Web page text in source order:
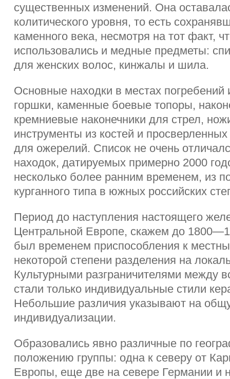
существенных изменений. Она
колитического уровня, то есть
каменного века, несмотря на тот факт,
использовались и медные предметы:
для женских волос, кинжалы и шила.
Основные находки в местах
горшки, каменные боевые топоры,
кремниевые наконечники для стрел,
инструменты из костей и
для ожерелий. Список не очень
находок, датируемых примерно 2000
несколько более ранним временем, из
курганного типа в южных российских
Период до наступления настоящего
Центральной Европе, скажем до
был временем приспособления к
некоторой степени разделения на
Культурными разграничителями между
стали только индивидуальные стили
Небольшие различия указывают на
индивидуализации.
Образовались явно различные по
положению группы: одна к северу от
Европы, еще две на севере Германии и